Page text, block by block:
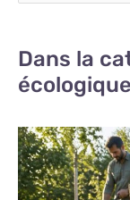
Dans la
écologique